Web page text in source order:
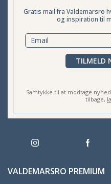
Gratis mail fra Valdemarsro
og inspiration til
TILMELD
Samtykke til at modtage
tilbage,
VALDEMARSRO PREMIUM